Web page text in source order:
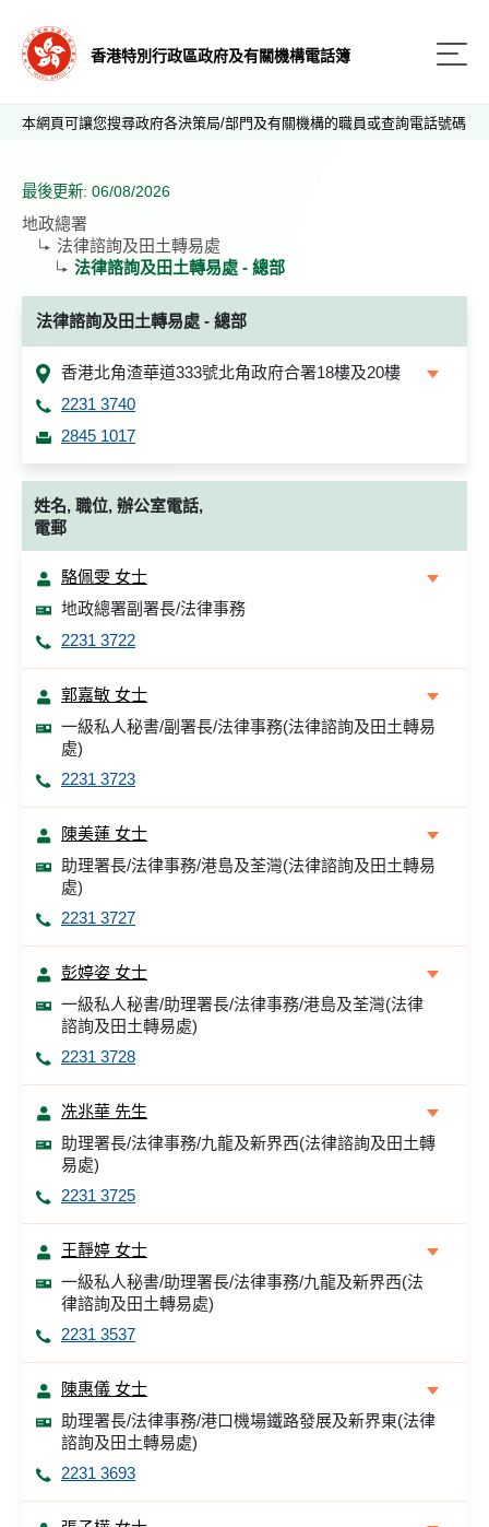
香港特別行政區政府及有關機構電話簿
本網頁可讓您搜尋政府各決策局/部門及有關機構的職員或查詢電話號碼
最後更新: 06/08/2026
地政總署
法律諮詢及田土轉易處
法律諮詢及田土轉易處 - 總部
法律諮詢及田土轉易處 - 總部
香港北⻆渣華道333號北⻆政府合署18樓及20樓
2231 3740
2845 1017
姓名, 職位, 辦公室電話,
電郵
駱佩雯 女士
地政總署副署長/法律事務
2231 3722
郭嘉敏 女士
一級私人秘書/副署長/法律事務(法律諮詢及田土轉易
處)
2231 3723
陳美蓮 女士
助理署長/法律事務/港島及荃灣(法律諮詢及田土轉易
處)
2231 3727
彭婷姿 女士
一級私人秘書/助理署長/法律事務/港島及荃灣(法律
諮詢及田土轉易處)
2231 3728
冼兆華 先生
助理署長/法律事務/九龍及新界西(法律諮詢及田土轉
易處)
2231 3725
王靜婷 女士
一級私人秘書/助理署長/法律事務/九龍及新界西(法
律諮詢及田土轉易處)
2231 3537
陳惠儀 女士
助理署長/法律事務/港口機場鐵路發展及新界東(法律
諮詢及田土轉易處)
2231 3693